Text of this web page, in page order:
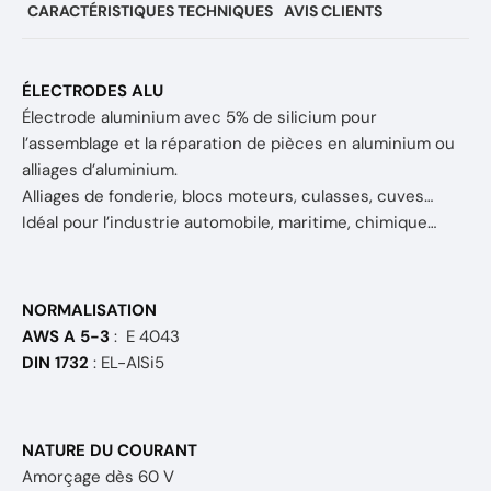
CARACTÉRISTIQUES TECHNIQUES AVIS CLIENTS
ÉLECTRODES ALU
Électrode aluminium avec 5% de silicium pour
l’assemblage et la réparation de pièces en aluminium ou
alliages d’aluminium.
Alliages de fonderie, blocs moteurs, culasses, cuves…
Idéal pour l’industrie automobile, maritime, chimique…
NORMALISATION
AWS A 5-3 : E 4043
DIN 1732 : EL-AlSi5
NATURE DU COURANT
Amorçage dès 60 V